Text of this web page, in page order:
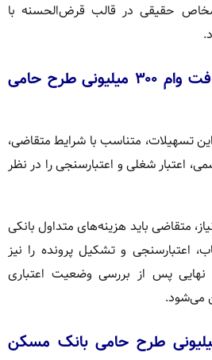
حقیقی در قالب قرض‌الحسنه با
ضمانت لازم برای دریافت وام ۳۰۰ میلیونی طرح حامی
متناسب با شرایط متقاضی،
شغلی و اعتبارسنجی را در نظر
باید هزینه‌های متداول بانکی
و تشکیل پرونده را نیز
از بررسی وضعیت اعتباری
۳۰۰ میلیونی طرح حامی بانک مسکن